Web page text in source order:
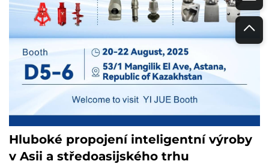
Hluboké propojení inteligentní výroby
v Asii a středoasijského trhu